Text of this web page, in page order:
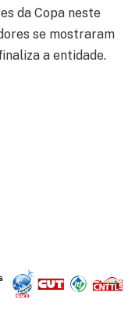
da Copa neste
se mostraram
a entidade.